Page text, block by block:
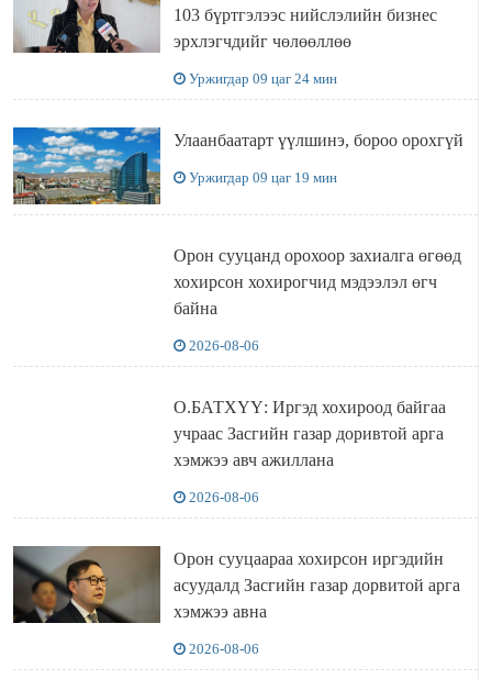
103 бүртгэлээс нийслэлийн бизнес
эрхлэгчдийг чөлөөллөө
Уржигдар 09 цаг 24 мин
Улаанбаатарт үүлшинэ, бороо орохгүй
Уржигдар 09 цаг 19 мин
Орон сууцанд орохоор захиалга өгөөд
хохирсон хохирогчид мэдээлэл өгч
байна
2026-08-06
О.БАТХҮҮ: Иргэд хохироод байгаа
учраас Засгийн газар доривтой арга
хэмжээ авч ажиллана
2026-08-06
Орон сууцаараа хохирсон иргэдийн
асуудалд Засгийн газар дорвитой арга
хэмжээ авна
2026-08-06